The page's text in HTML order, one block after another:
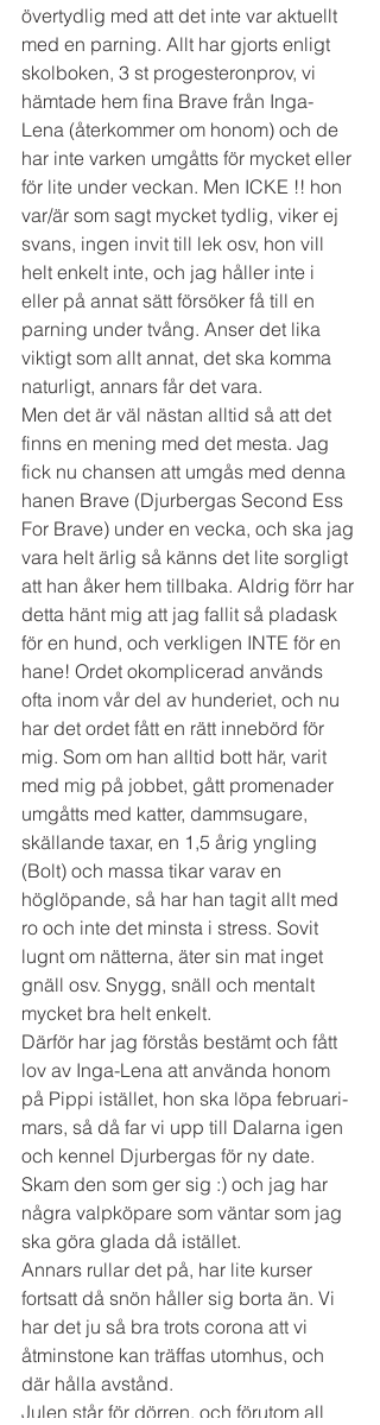
övertydlig med att det inte var aktuellt
med en parning. Allt har gjorts enligt
skolboken, 3 st progesteronprov, vi
hämtade hem fina Brave från Inga-
Lena (återkommer om honom) och de
har inte varken umgåtts för mycket eller
för lite under veckan. Men ICKE !! hon
var/är som sagt mycket tydlig, viker ej
svans, ingen invit till lek osv, hon vill
helt enkelt inte, och jag håller inte i
eller på annat sätt försöker få till en
parning under tvång. Anser det lika
viktigt som allt annat, det ska komma
naturligt, annars får det vara.
Men det är väl nästan alltid så att det
finns en mening med det mesta. Jag
fick nu chansen att umgås med denna
hanen Brave (Djurbergas Second Ess
For Brave) under en vecka, och ska jag
vara helt ärlig så känns det lite sorgligt
att han åker hem tillbaka. Aldrig förr har
detta hänt mig att jag fallit så pladask
för en hund, och verkligen INTE för en
hane! Ordet okomplicerad används
ofta inom vår del av hunderiet, och nu
har det ordet fått en rätt innebörd för
mig. Som om han alltid bott här, varit
med mig på jobbet, gått promenader
umgåtts med katter, dammsugare,
skällande taxar, en 1,5 årig yngling
(Bolt) och massa tikar varav en
höglöpande, så har han tagit allt med
ro och inte det minsta i stress. Sovit
lugnt om nätterna, äter sin mat inget
gnäll osv. Snygg, snäll och mentalt
mycket bra helt enkelt.
Därför har jag förstås bestämt och fått
lov av Inga-Lena att använda honom
på Pippi istället, hon ska löpa februari-
mars, så då far vi upp till Dalarna igen
och kennel Djurbergas för ny date.
Skam den som ger sig :) och jag har
några valpköpare som väntar som jag
ska göra glada då istället.
Annars rullar det på, har lite kurser
fortsatt då snön håller sig borta än. Vi
har det ju så bra trots corona att vi
åtminstone kan träffas utomhus, och
där hålla avstånd.
Julen står för dörren, och förutom all